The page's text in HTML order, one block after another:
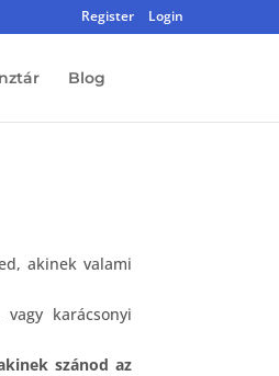
Register Login
Blog
akinek valami
karácsonyi
szánod az